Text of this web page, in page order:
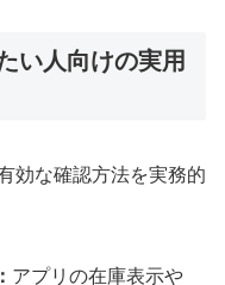
い人向けの実用
効な確認方法を実務的
アプリの在庫表示や